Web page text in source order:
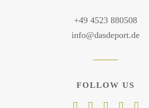
+49 4523 880508
info@dasdeport.de
FOLLOW US